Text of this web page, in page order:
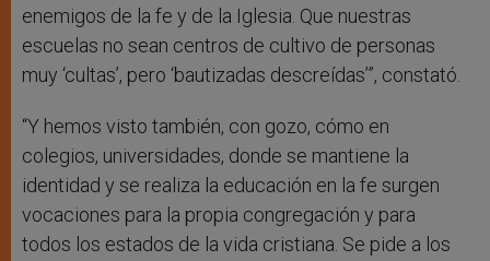
enemigos de la fe y de la Iglesia. Que nuestras
escuelas no sean centros de cultivo de personas
muy ‘cultas’, pero ‘bautizadas descreídas’”, constató.
“Y hemos visto también, con gozo, cómo en
colegios, universidades, donde se mantiene la
identidad y se realiza la educación en la fe surgen
vocaciones para la propia congregación y para
todos los estados de la vida cristiana. Se pide a los